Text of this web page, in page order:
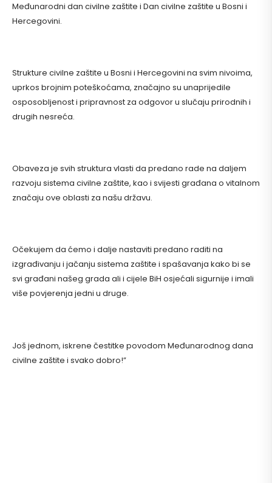
Međunarodni dan civilne zaštite i Dan civilne zaštite u Bosni i
Hercegovini.
Strukture civilne zaštite u Bosni i Hercegovini na svim nivoima,
uprkos brojnim poteškoćama, značajno su unaprijedile
osposobljenost i pripravnost za odgovor u slučaju prirodnih i
drugih nesreća.
Obaveza je svih struktura vlasti da predano rade na daljem
razvoju sistema civilne zaštite, kao i svijesti građana o vitalnom
značaju ove oblasti za našu državu.
Očekujem da ćemo i dalje nastaviti predano raditi na
izgrađivanju i jačanju sistema zaštite i spašavanja kako bi se
svi građani našeg grada ali i cijele BiH osjećali sigurnije i imali
više povjerenja jedni u druge.
Još jednom, iskrene čestitke povodom Međunarodnog dana
civilne zaštite i svako dobro!”